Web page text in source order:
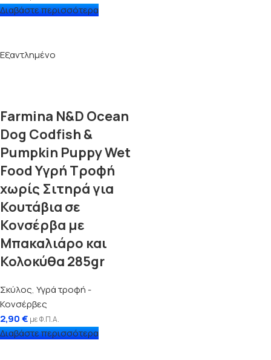
Διαβάστε περισσότερα
Εξαντλημένο
Farmina N&D Ocean
Dog Codfish &
Pumpkin Puppy Wet
Food Υγρή Τροφή
χωρίς Σιτηρά για
Κουτάβια σε
Κονσέρβα με
Μπακαλιάρο και
Κολοκύθα 285gr
Σκύλος, Υγρά τροφή -
Κονσέρβες
2,90€ με Φ.Π.Α.
Διαβάστε περισσότερα